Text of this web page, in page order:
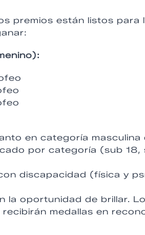
premios están listos
en categoría masculina
por categoría (sub
discapacidad (física y
la oportunidad de brillar.
medallas en